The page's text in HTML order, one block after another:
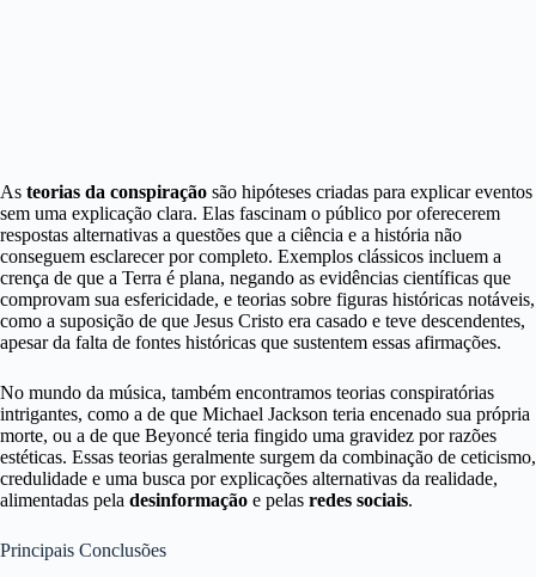
As teorias da conspiração são hipóteses criadas para explicar eventos
sem uma explicação clara. Elas fascinam o público por oferecerem
respostas alternativas a questões que a ciência e a história não
conseguem esclarecer por completo. Exemplos clássicos incluem a
crença de que a Terra é plana, negando as evidências científicas que
comprovam sua esfericidade, e teorias sobre figuras históricas notáveis,
como a suposição de que Jesus Cristo era casado e teve descendentes,
apesar da falta de fontes históricas que sustentem essas afirmações.
No mundo da música, também encontramos teorias conspiratórias
intrigantes, como a de que Michael Jackson teria encenado sua própria
morte, ou a de que Beyoncé teria fingido uma gravidez por razões
estéticas. Essas teorias geralmente surgem da combinação de ceticismo,
credulidade e uma busca por explicações alternativas da realidade,
alimentadas pela desinformação e pelas redes sociais.
Principais Conclusões